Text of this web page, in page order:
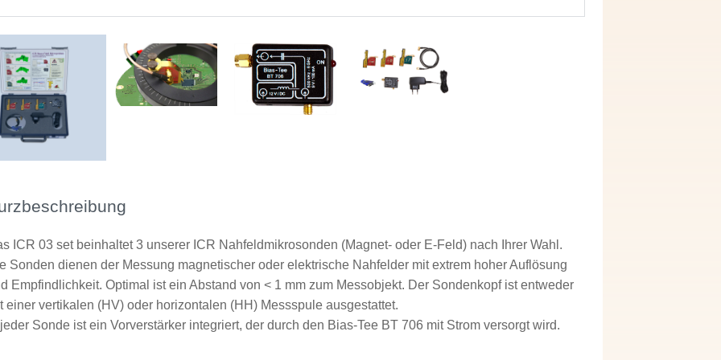
ICR 03 set beinhaltet 3 unserer ICR Nahfeldmikrosonden (Magnet- oder E-Feld) nach Ihrer Wahl.
Sonden dienen der Messung magnetischer oder elektrische Nahfelder mit extrem hoher Auflösung
Empfindlichkeit. Optimal ist ein Abstand von < 1 mm zum Messobjekt. Der Sondenkopf ist entweder
einer vertikalen (HV) oder horizontalen (HH) Messspule ausgestattet.
jeder Sonde ist ein Vorverstärker integriert, der durch den Bias-Tee BT 706 mit Strom versorgt wird.